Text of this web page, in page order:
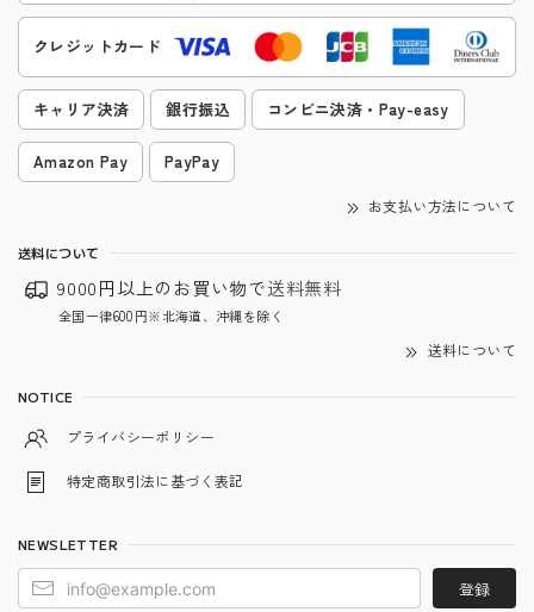
クレジットカード
キャリア決済 銀行振込 コンビニ決済・Pay-easy
Amazon Pay PayPay
お支払い方法について
送料について
9000円以上のお買い物で送料無料
全国一律600円※北海道、沖縄を除く
送料について
NOTICE
プライバシーポリシー
特定商取引法に基づく表記
NEWSLETTER
登録